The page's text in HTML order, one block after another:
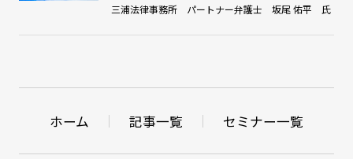
三浦法律事務所 パートナー弁護士 坂尾 佑平 氏
ホーム 記事一覧 セミナー一覧